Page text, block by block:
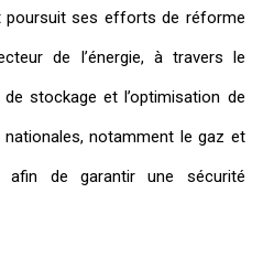
poursuit ses efforts de réforme
de l’énergie, à travers le
stockage et l’optimisation de
notamment le gaz et
afin de garantir une sécurité